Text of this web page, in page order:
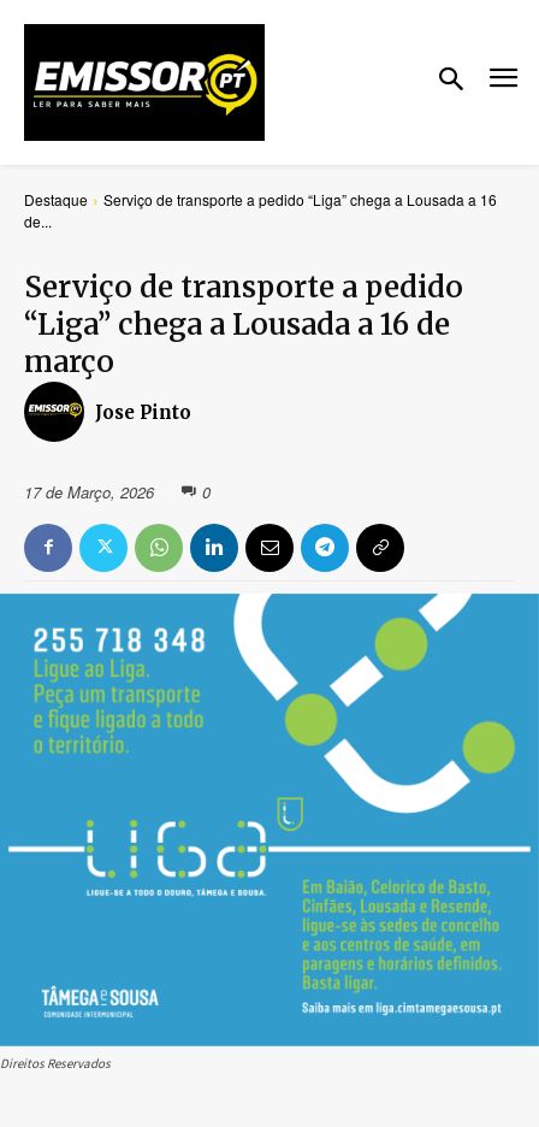
Destaque
Serviço de transporte a pedido “Liga” chega a Lousada a 16
de...
Serviço de transporte a pedido
“Liga” chega a Lousada a 16 de
março
Jose Pinto
17 de Março, 2026 0
Direitos Reservados